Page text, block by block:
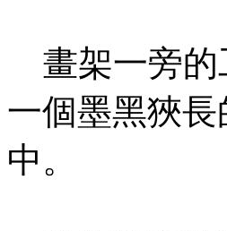
畫架一旁的
一個墨黑狹
中。